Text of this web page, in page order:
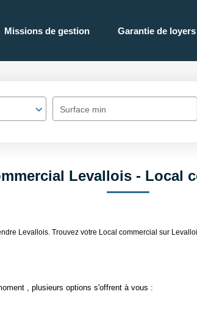
Missions de gestion Garantie de loyers
Surface min
Levallois - Local
Levallois. Trouvez votre Local commercial sur
, plusieurs options s'offrent à vous :